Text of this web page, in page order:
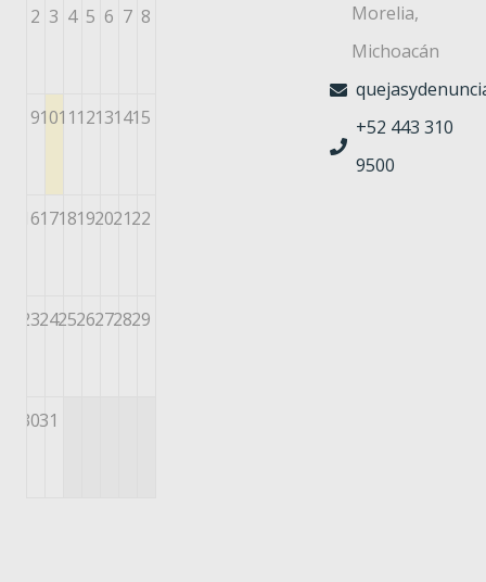
2 3 4 5 6 7 8
9101112131415
16171819202122
23242526272829
3031
Morelia,
Michoacán
+52 443 310
9500